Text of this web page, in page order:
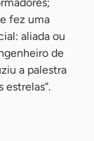
fez uma
aliada ou
de
a palestra
estrelas”.